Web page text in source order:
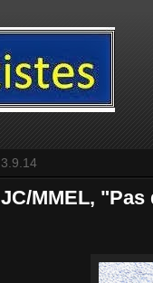
3.9.14
JC/MMEL,